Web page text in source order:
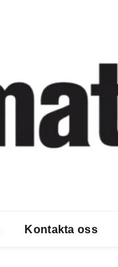
Kontakta oss